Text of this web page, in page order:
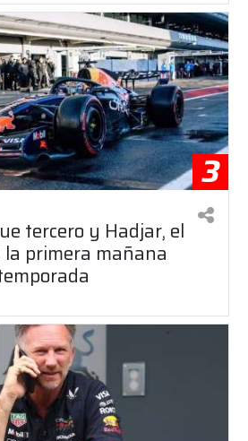
3
tercero y Hadjar, el
primera mañana